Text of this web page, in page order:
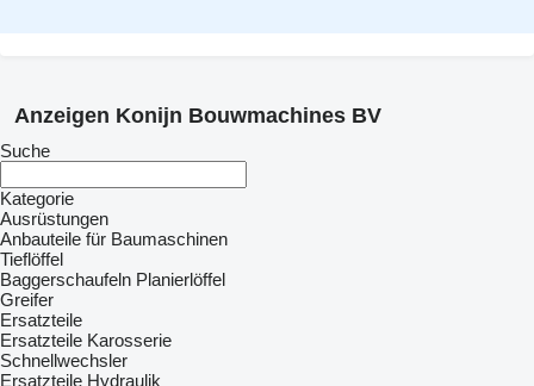
Anzeigen Konijn Bouwmachines BV
Suche
Kategorie
Ausrüstungen
Anbauteile für Baumaschinen
Tieflöffel
Baggerschaufeln Planierlöffel
Greifer
Ersatzteile
Ersatzteile Karosserie
Schnellwechsler
Ersatzteile Hydraulik